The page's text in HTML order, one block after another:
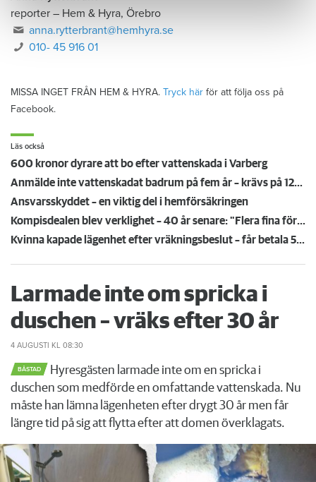
reporter – Hem & Hyra, Örebro
anna.rytterbrant@hemhyra.se
010- 45 916 01
MISSA INGET FRÅN HEM & HYRA. Tryck här för att följa oss på
Facebook.
Läs också
600 kronor dyrare att bo efter vattenskada i Varberg
Anmälde inte vattenskadat badrum på fem år – krävs på 125 000 kronor
Ansvarsskyddet – en viktig del i hemförsäkringen
Kompisdealen blev verklighet – 40 år senare: "Flera fina fördelar med att dela bostad"
Kvinna kapade lägenhet efter vräkningsbeslut – får betala 50 000
Larmade inte om spricka i
duschen – vräks efter 30 år
4 AUGUSTI KL 08:30
BÅSTAD
Hyresgästen larmade inte om en spricka i
duschen som medförde en omfattande vattenskada. Nu
måste han lämna lägenheten efter drygt 30 år men får
längre tid på sig att flytta efter att domen överklagats.